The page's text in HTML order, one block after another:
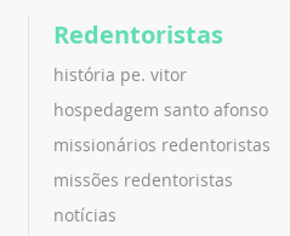
Redentoristas
história pe. vitor
hospedagem santo afonso
missionários redentoristas
missões redentoristas
notícias